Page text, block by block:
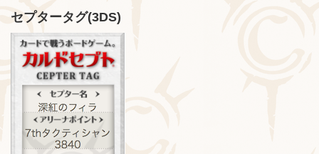
セプタータグ(3DS)